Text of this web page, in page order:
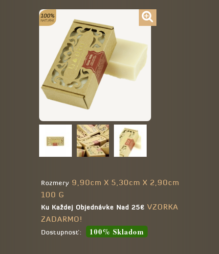
Rozmery 9,90cm X 5,30cm X 2,90cm
100 G
Ku Každej Objednávke Nad 25€ VZORKA
ZADARMO!
Dostupnosť: 100% Skladom